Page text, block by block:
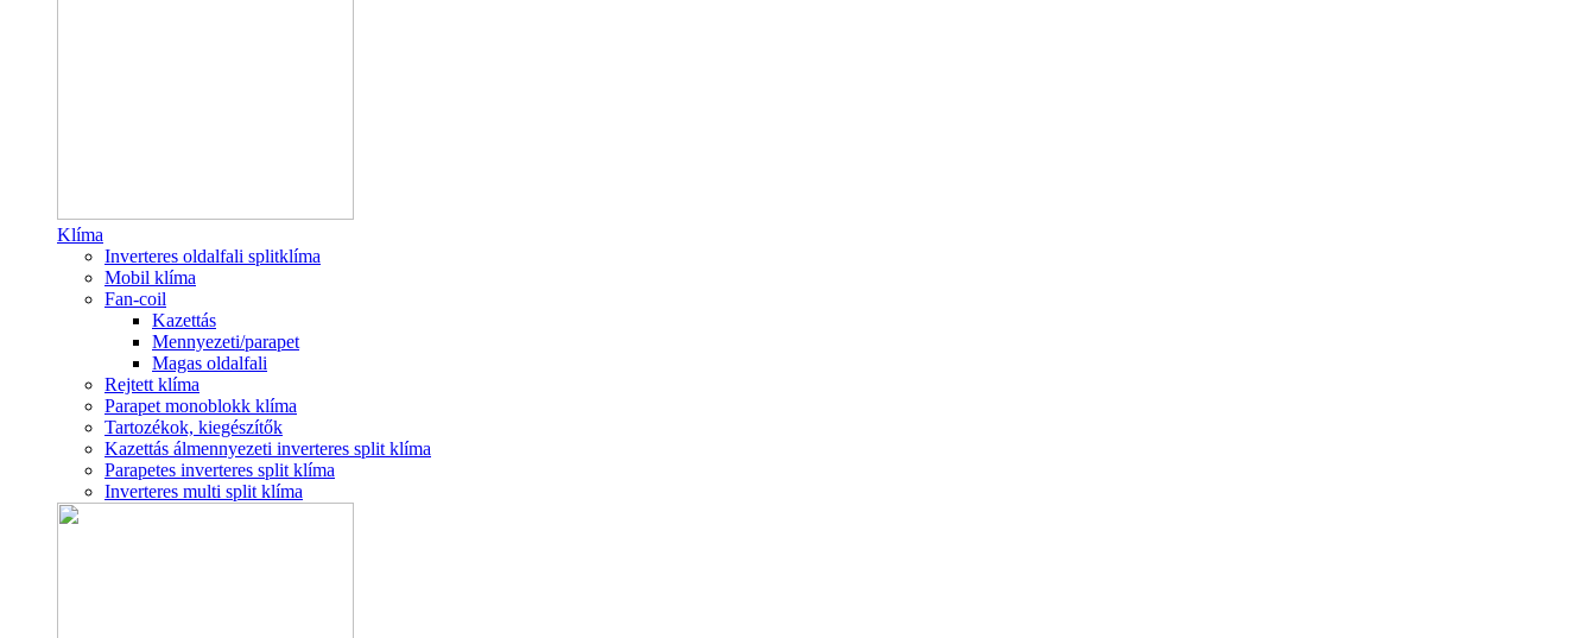
Klíma
Inverteres oldalfali splitklíma
Mobil klíma
Fan-coil
Kazettás
Mennyezeti/parapet
Magas oldalfali
Rejtett klíma
Parapet monoblokk klíma
Tartozékok, kiegészítők
Kazettás álmennyezeti inverteres split klíma
Parapetes inverteres split klíma
Inverteres multi split klíma